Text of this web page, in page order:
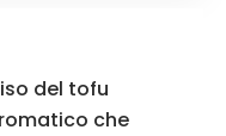
del tofu
che